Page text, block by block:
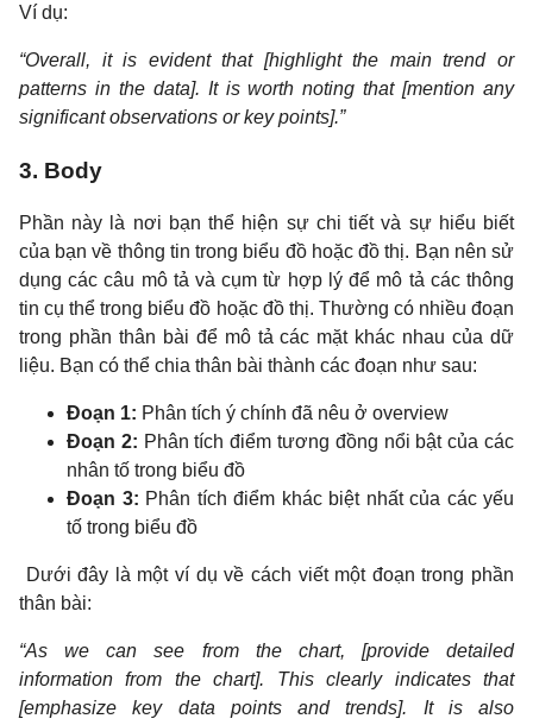
Ví dụ:
“Overall, it is evident that [highlight the main trend or
patterns in the data]. It is worth noting that [mention any
significant observations or key points].”
3. Body
Phần này là nơi bạn thể hiện sự chi tiết và sự hiểu biết
của bạn về thông tin trong biểu đồ hoặc đồ thị. Bạn nên sử
dụng các câu mô tả và cụm từ hợp lý để mô tả các thông
tin cụ thể trong biểu đồ hoặc đồ thị. Thường có nhiều đoạn
trong phần thân bài để mô tả các mặt khác nhau của dữ
liệu. Bạn có thể chia thân bài thành các đoạn như sau:
Đoạn 1: Phân tích ý chính đã nêu ở overview
Đoạn 2: Phân tích điểm tương đồng nổi bật của các
nhân tố trong biểu đồ
Đoạn 3: Phân tích điểm khác biệt nhất của các yếu
tố trong biểu đồ
Dưới đây là một ví dụ về cách viết một đoạn trong phần
thân bài:
“As we can see from the chart, [provide detailed
information from the chart]. This clearly indicates that
[emphasize key data points and trends]. It is also